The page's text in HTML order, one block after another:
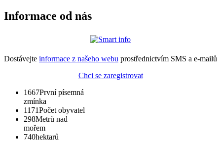
Informace od nás
Dostávejte informace z našeho webu prostřednictvím SMS a e-mailů
Chci se zaregistrovat
1667První písemná
zmínka
1171Počet obyvatel
298Metrů nad
mořem
740hektarů